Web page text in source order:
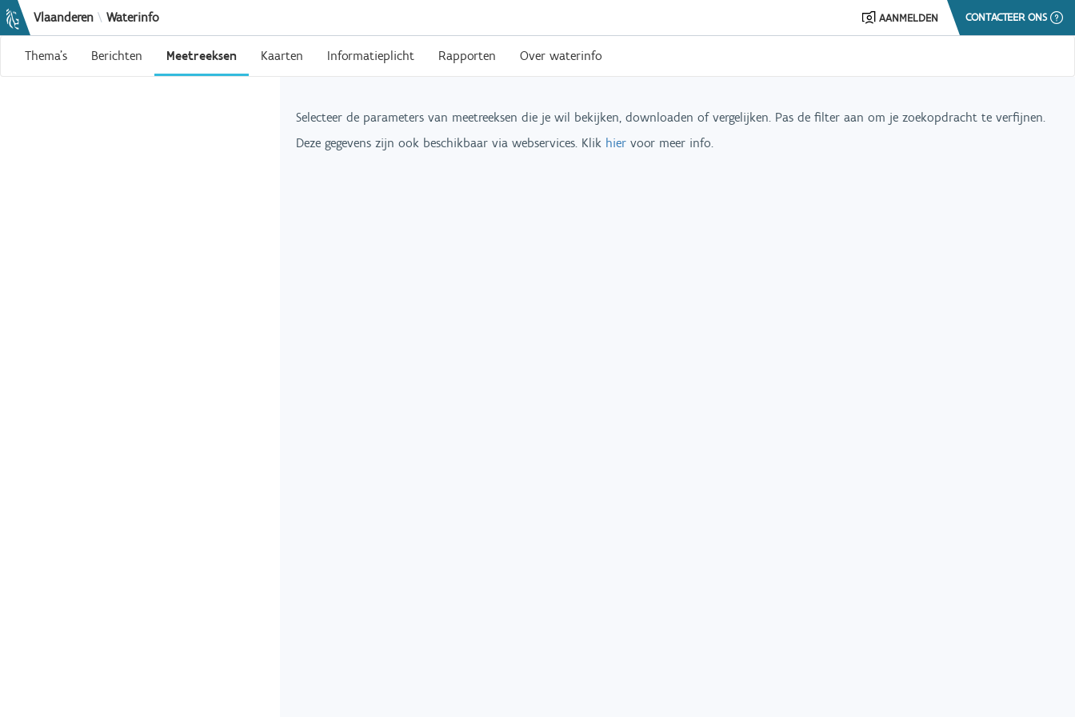
Vlaanderen \ Waterinfo AANMELDEN CONTACTEER ONS
Thema's Berichten Meetreeksen Kaarten Informatieplicht Rapporten Over waterinfo
Selecteer de parameters van meetreeksen die je wil bekijken, downloaden of vergelijken. Pas de filter aan om je zoekopdracht te verfijnen.
Deze gegevens zijn ook beschikbaar via webservices. Klik hier voor meer info.